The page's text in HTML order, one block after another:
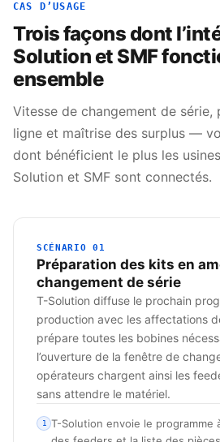
CAS D’USAGE
Trois façons dont
Solution et SMF
ensemble
Vitesse de changement de
ligne et maîtrise des surplus —
dont bénéficient le plus les
Solution et SMF sont connectés.
SCÉNARIO 01
Préparation des kits en
changement de série
T-Solution diffuse le prochain
production avec les affectations
prépare toutes les bobines
l’ouverture de la fenêtre de
opérateurs chargent ainsi les
sans attendre le matériel.
1
T-Solution envoie le programme